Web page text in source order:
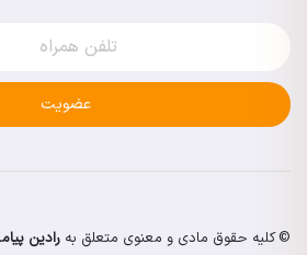
عضویت
© کلیه حقوق مادی و معنوی متعلق به رادین